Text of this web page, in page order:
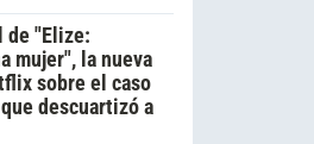
de "Elize:
mujer", la nueva
sobre el caso
descuartizó a